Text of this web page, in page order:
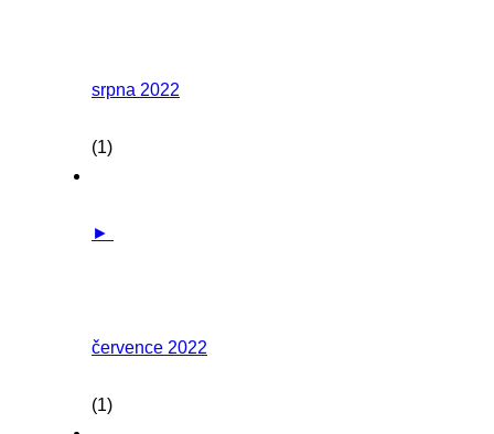
srpna 2022
(1)
►
července 2022
(1)